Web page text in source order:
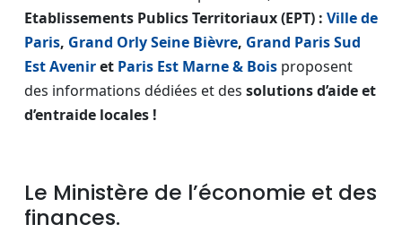
Etablissements Publics Territoriaux (EPT) : Ville de
Paris, Grand Orly Seine Bièvre, Grand Paris Sud
Est Aveniret Paris Est Marne & Bois proposent
des informations dédiées et des solutions d’aide et
d’entraide locales !
Le Ministère de l’économie et des
finances.